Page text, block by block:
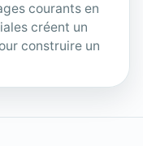
courants en
créent un
construire un